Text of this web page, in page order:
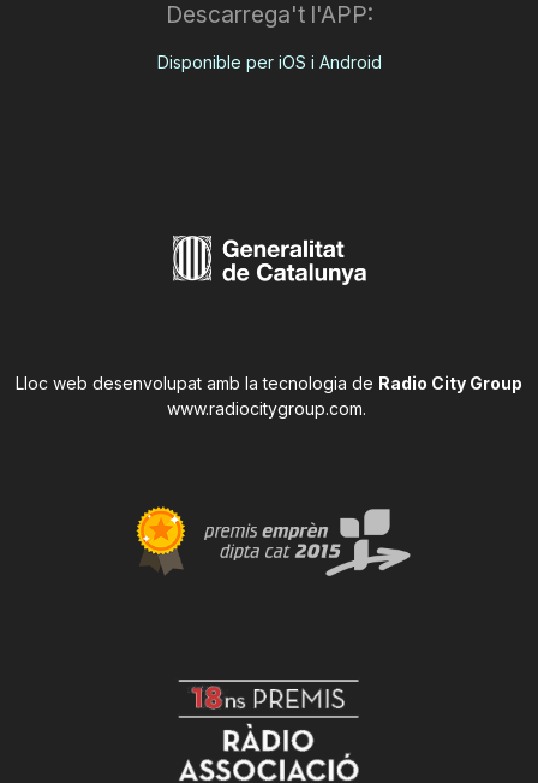
Descarrega't l'APP:
Disponible per iOS i Android
Lloc web desenvolupat amb la tecnologia de Radio City Group
www.radiocitygroup.com.